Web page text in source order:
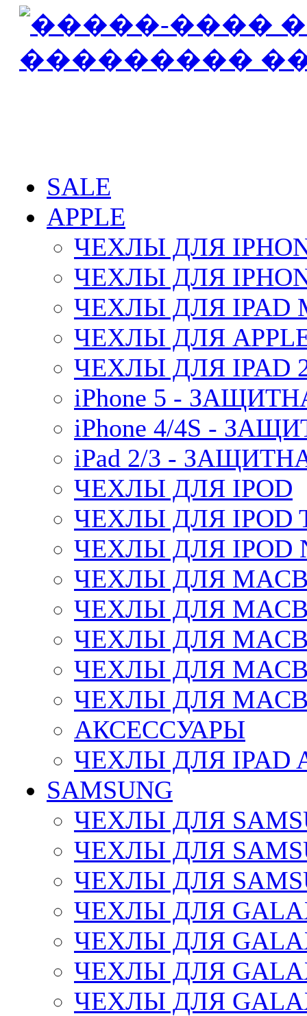
SALE
APPLE
ЧЕХЛЫ ДЛЯ
ЧЕХЛЫ ДЛЯ
ЧЕХЛЫ ДЛЯ IPAD
ЧЕХЛЫ ДЛЯ APPLE
ЧЕХЛЫ ДЛЯ IPAD
iPhone 5 -
iPhone 4/4S -
iPad 2/3 -
ЧЕХЛЫ ДЛЯ IPOD
ЧЕХЛЫ ДЛЯ IPOD
ЧЕХЛЫ ДЛЯ IPOD
ЧЕХЛЫ ДЛЯ
ЧЕХЛЫ ДЛЯ
ЧЕХЛЫ ДЛЯ
ЧЕХЛЫ ДЛЯ
ЧЕХЛЫ ДЛЯ
АКСЕССУАРЫ
ЧЕХЛЫ ДЛЯ IPAD
SAMSUNG
ЧЕХЛЫ ДЛЯ
ЧЕХЛЫ ДЛЯ
ЧЕХЛЫ ДЛЯ
ЧЕХЛЫ ДЛЯ
ЧЕХЛЫ ДЛЯ
ЧЕХЛЫ ДЛЯ
ЧЕХЛЫ ДЛЯ